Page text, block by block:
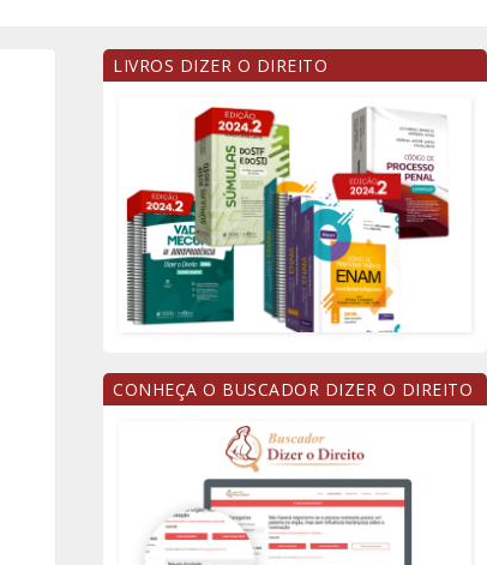
LIVROS DIZER O DIREITO
CONHEÇA O BUSCADOR DIZER O DIREITO